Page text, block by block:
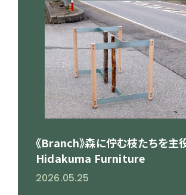
《Branch》森に佇む枝たちを主
Hidakuma Furniture
2026.05.25